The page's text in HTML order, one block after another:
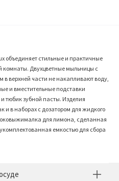
объединяет стильные и практичные
комнаты. Двухцветные мыльницы с
в верхней части не накапливают воду,
и вместительные подставки
тюбик зубной пасты. Изделия
и в наборах с дозатором для жидкого
для лимона, сделанная
емкостью для сбора